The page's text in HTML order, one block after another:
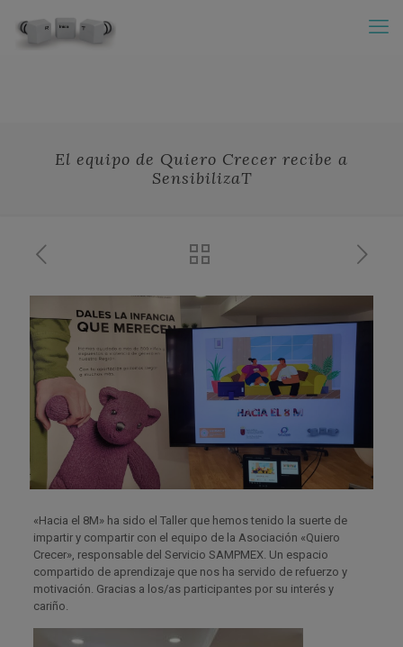
El equipo de Quiero Crecer recibe a
SensibilizaT
«Hacia el 8M» ha sido el Taller que hemos tenido la suerte de
impartir y compartir con el equipo de la Asociación «Quiero
Crecer», responsable del Servicio SAMPMEX. Un espacio
compartido de aprendizaje que nos ha servido de refuerzo y
motivación. Gracias a los/as participantes por su interés y
cariño.